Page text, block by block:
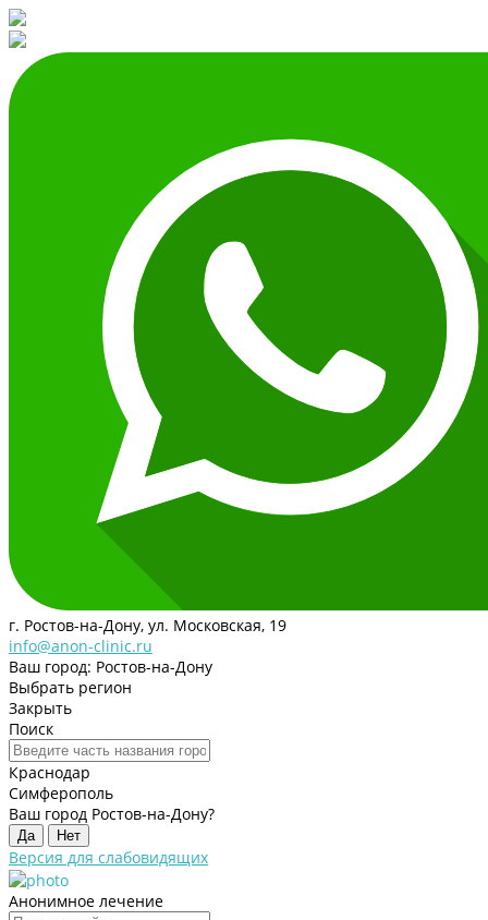
г. Ростов-на-Дону, ул. Московская, 19
info@anon-clinic.ru
Ваш город: Ростов-на-Дону
Выбрать регион
Закрыть
Поиск
Краснодар
Симферополь
Ваш город Ростов-на-Дону?
Да Нет
Версия для слабовидящих
Анонимное лечение